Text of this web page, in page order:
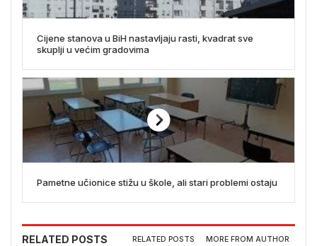
Cijene stanova u BiH nastavljaju rasti, kvadrat sve
skuplji u većim gradovima
Pametne učionice stižu u škole, ali stari problemi ostaju
RELATED POSTS RELATED POSTS MORE FROM AUTHOR